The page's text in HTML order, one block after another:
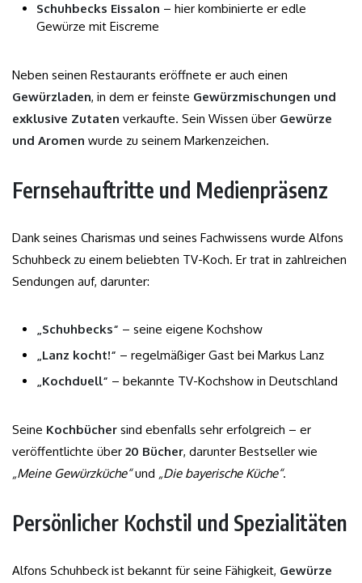
Schuhbecks Eissalon – hier kombinierte er edle
Gewürze mit Eiscreme
Neben seinen Restaurants eröffnete er auch einen
Gewürzladen, in dem er feinste Gewürzmischungen und
exklusive Zutaten verkaufte. Sein Wissen über Gewürze
und Aromen wurde zu seinem Markenzeichen.
Fernsehauftritte und Medienpräsenz
Dank seines Charismas und seines Fachwissens wurde Alfons
Schuhbeck zu einem beliebten TV-Koch. Er trat in zahlreichen
Sendungen auf, darunter:
„Schuhbecks“ – seine eigene Kochshow
„Lanz kocht!“ – regelmäßiger Gast bei Markus Lanz
„Kochduell“ – bekannte TV-Kochshow in Deutschland
Seine Kochbücher sind ebenfalls sehr erfolgreich – er
veröffentlichte über 20 Bücher, darunter Bestseller wie
„Meine Gewürzküche“und „Die bayerische Küche“.
Persönlicher Kochstil und Spezialitäten
Alfons Schuhbeck ist bekannt für seine Fähigkeit, Gewürze